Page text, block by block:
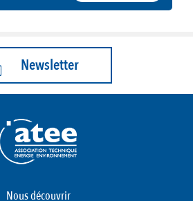
Newsletter
Nous découvrir